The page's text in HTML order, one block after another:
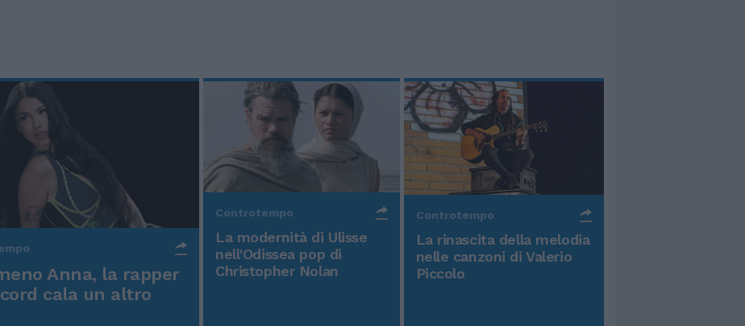
Anna, la rapper
cala un altro
Controtempo
La modernità di Ulisse
nell'Odissea pop di
Christopher Nolan
Controtempo
La rinascita della melodia
nelle canzoni di Valerio
Piccolo